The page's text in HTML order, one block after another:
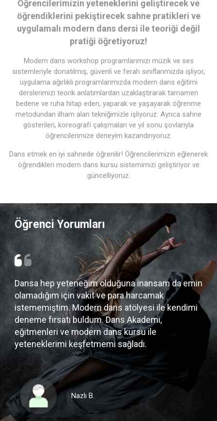
Öğrencilerimizin yeteneklerini geliştirecek ve
öğrendiklerini pekiştirecek sahne pratikleri ve
uygulamalı modern dans dersi ile teoriği değil
pratiği öğretiyoruz!
Modern dans workshop programlarımızı müzik ve ses
sistemleriyle donatılmış, güvenli ve ferah sınıflarımızda işliyor,
uygulama ağırlıklı programlarımızda modern dans eğitimi
derslerimizi teorik anlatımlardan uzaklaştırarak tamamen
bedene ve ruha hitap eden, yaparak ve yaşayarak öğrenme
metodundan ilham alan tekniğimizle işliyoruz. Ayrıca sahne
gösterileri, koreografi çalışmaları ve yıl sonu şovlarıyla
öğrencilerimize deneyim kazandırıyoruz.
Dans etmek en iyi sahnede öğrenilir! Öğrencilerimizin eğlenerek
öğrendikleri modern dans kursu sistemimizi geliştiriyor ve
güncelliyoruz.
Öğrenci Yorumları
Dansa hep yeteneğim olduğuna inansam da emin
olamadığım için vakit ve para harcamak
istememiştim. Modern dans atölyesi ile kendimi
deneme fırsatı buldum. Dans Akademi,
eğitmenleri ve modern dans kursu ile
yeteneklerimi keşfetmemi sağladı.
Nazlı B.